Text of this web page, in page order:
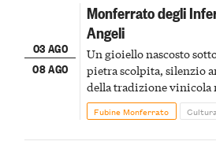
03 AGO
08 AGO
Monferrato degli
Angeli
Un gioiello nascosto
pietra scolpita, silenzio
della tradizione vinicola
Fubine Monferrato